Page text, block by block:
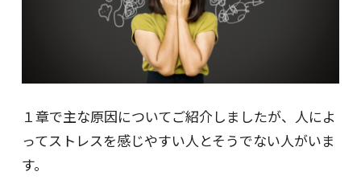
１章で主な原因についてご紹介しましたが、人によ
ってストレスを感じやすい人とそうでない人がいま
す。